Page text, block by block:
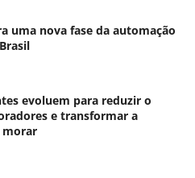
uma nova fase da automação
evoluem para reduzir o
e transformar a
morar